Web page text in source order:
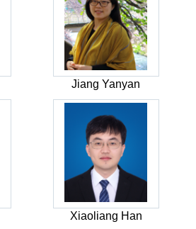
Jiang Yanyan
Xiaoliang Han